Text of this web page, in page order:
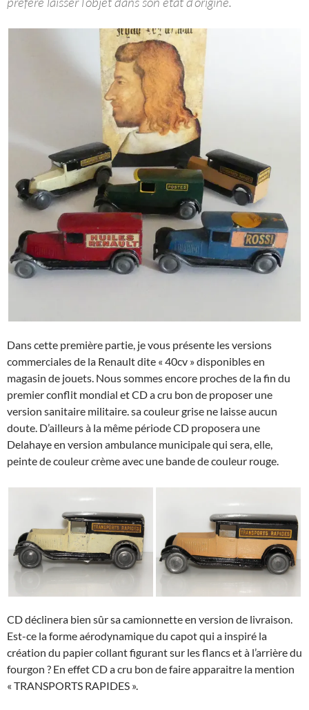
Dans cette première partie, je vous présente les versions
commerciales de la Renault dite « 40cv » disponibles en
magasin de jouets. Nous sommes encore proches de la fin du
premier conflit mondial et CD a cru bon de proposer une
version sanitaire militaire. sa couleur grise ne laisse aucun
doute. D’ailleurs à la même période CD proposera une
Delahaye en version ambulance municipale qui sera, elle,
peinte de couleur crème avec une bande de couleur rouge.
CD déclinera bien sûr sa camionnette en version de livraison.
Est-ce la forme aérodynamique du capot qui a inspiré la
création du papier collant figurant sur les flancs et à l’arrière du
fourgon ? En effet CD a cru bon de faire apparaitre la mention
« TRANSPORTS RAPIDES ».